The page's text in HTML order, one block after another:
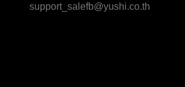
support_salefb@yushi.co.th